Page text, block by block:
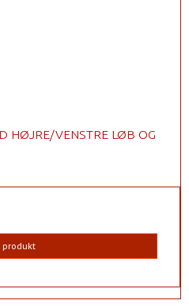
HØJRE/VENSTRE LØB OG
produkt